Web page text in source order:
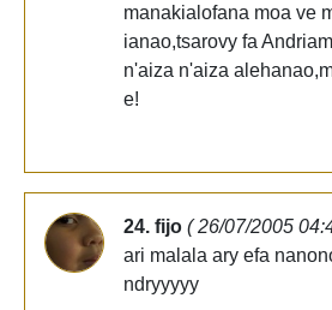
manakialofana moa ve
ianao,tsarovy fa
n'aiza n'aiza
e!
24. fijo ( 26/07/2005
ari malala ary efa
ndryyyyy